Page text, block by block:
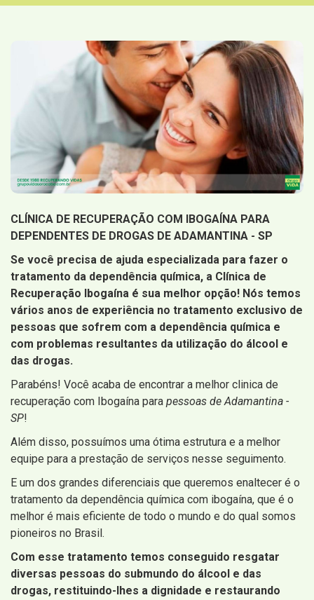
CLÍNICA DE RECUPERAÇÃO COM IBOGAÍNA PARA
DEPENDENTES DE DROGAS DE ADAMANTINA - SP
Se você precisa de ajuda especializada para fazer o
tratamento da dependência química, a Clínica de
Recuperação Ibogaína é sua melhor opção! Nós temos
vários anos de experiência no tratamento exclusivo de
pessoas que sofrem com a dependência química e
com problemas resultantes da utilização do álcool e
das drogas.
Parabéns! Você acaba de encontrar a melhor clinica de
recuperação com Ibogaína para pessoas de Adamantina -
SP!
Além disso, possuímos uma ótima estrutura e a melhor
equipe para a prestação de serviços nesse seguimento.
E um dos grandes diferenciais que queremos enaltecer é o
tratamento da dependência química com ibogaína, que é o
melhor é mais eficiente de todo o mundo e do qual somos
pioneiros no Brasil.
Com esse tratamento temos conseguido resgatar
diversas pessoas do submundo do álcool e das
drogas, restituindo-lhes a dignidade e restaurando